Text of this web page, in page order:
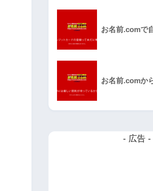
お名前.comで
お名前.comか
- 広告 -